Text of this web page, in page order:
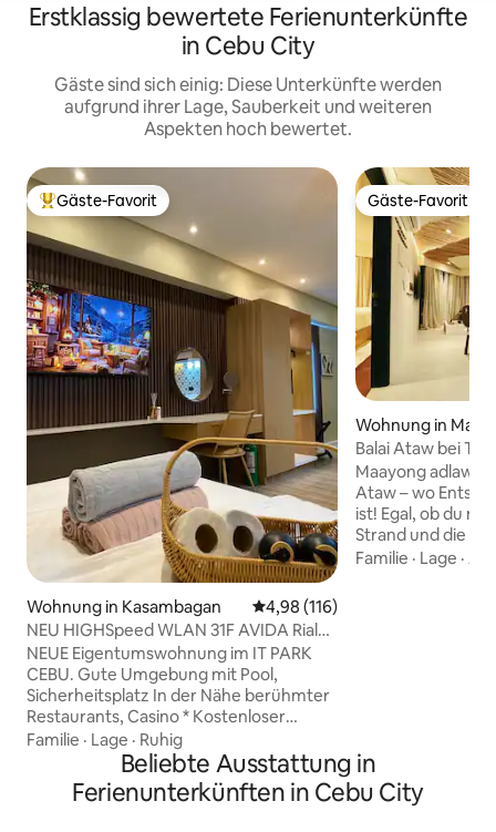
Erstklassig bewertete Ferienunterkünfte
in Cebu City
Gäste sind sich einig: Diese Unterkünfte werden
aufgrund ihrer Lage, Sauberkeit und weiteren
Aspekten hoch bewertet.
Beliebter Gäste-Favorit.
Gäste-Favorit
Wohnung in Kasambagan Durchschnittliche Bewertung:
4,98 (116)
NEU HIGHSpeed WLAN 31F AVIDA Riala
IT Park Netflix
NEUE Eigentumswohnung im IT PARK
CEBU. Gute Umgebung mit Pool,
Sicherheitsplatz In der Nähe berühmter
Restaurants, Casino * Kostenloser
Parkplatz in der Wohnung (bitte frage
uns nach der Verfügbarkeit) *
Kostenloses schnelleres WLAN (200
MB/S), Shampoo & Seife, Taschentücher
Familie · Lage · Ruhig
Gäste-Favorit
Gäste-Favorit
Wohnung in
Balai Ataw bei
Maayong adlaw!
Ataw – wo
ist! Egal, ob du
Strand und die
Unterkunft
friedlichen
Atmosphäre eine
Erholung oder
Familie · Lage ·
Beliebte Ausstattung in
Ferienunterkünften in Cebu City